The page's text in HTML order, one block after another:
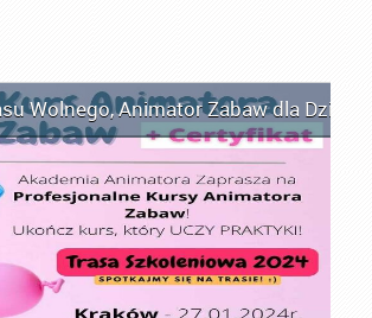
Wolnego,Animator Zabaw dla Dzieci